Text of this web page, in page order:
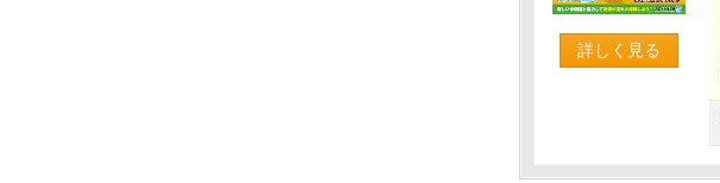
詳しく見る